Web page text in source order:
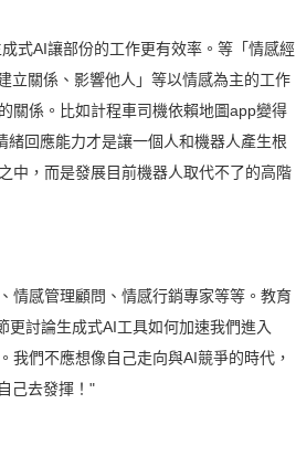
式AI讓部份的工作更有效率。等「情感經
立關係、影響他人」等以情感為主的工作
關係。比如計程車司機依賴地圖app變得
回應能力才是讓一個人和機器人產生根
中，而是發展目前機器人取代不了的高階
情感管理顧問、情感行銷專家等等。教育
討論生成式AI工具如何加速我們進入
我們不應想像自己走向與AI競爭的時代，
己去發揮！"